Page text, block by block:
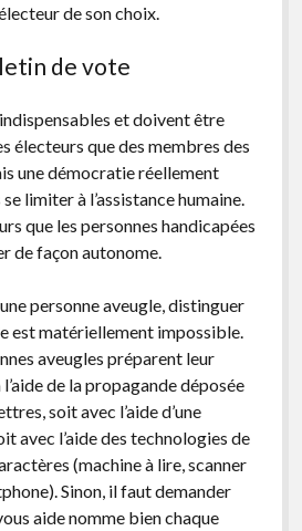
de son choix.
de vote
et doivent être
électeurs que des membres des
une démocratie réellement
limiter à l’assistance humaine.
que les personnes handicapées
de façon autonome.
personne aveugle, distinguer
est matériellement impossible.
aveugles préparent leur
de la propagande déposée
soit avec l’aide d’une
avec l’aide des technologies de
(machine à lire, scanner
Sinon, il faut demander
aide nomme bien chaque